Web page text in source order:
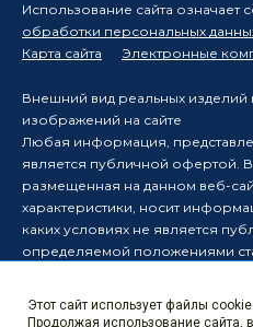
Использование сайта означает
обработки персональных
Карта сайта
Электронные
Внешний вид реальных изделий
изображений на сайте
Любая информация,
является публичной офертой.
размещенная на данном веб-
характеристики, носит
каких условиях не является
определяемой положениями
Производитель оставляет за
порядке вносить изменения в
Этот сайт использует файлы
Продолжая использование сайта,